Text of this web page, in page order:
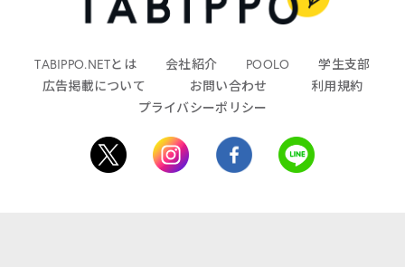
TABIPPO.NETとは 会社紹介 POOLO
学生支部
広告掲載について
お問い合わせ
利用規約
プライバシーポリシー